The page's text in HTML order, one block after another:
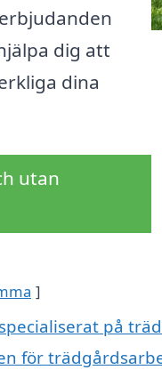
dig att
dina
utan
på
för